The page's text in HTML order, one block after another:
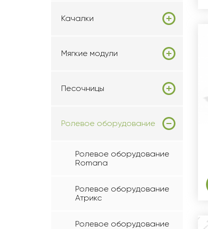
Качалки
Мягкие модули
Песочницы
Ролевое оборудование
Ролевое оборудование
Romana
Ролевое оборудование
Атрикс
Ролевое оборудование